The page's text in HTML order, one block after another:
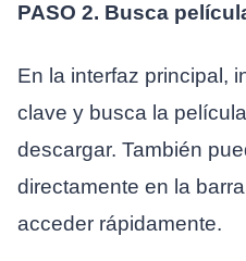
PASO 2. Busca
En la interfaz principal,
clave y busca la
descargar. También
directamente en la
acceder rápidamente.